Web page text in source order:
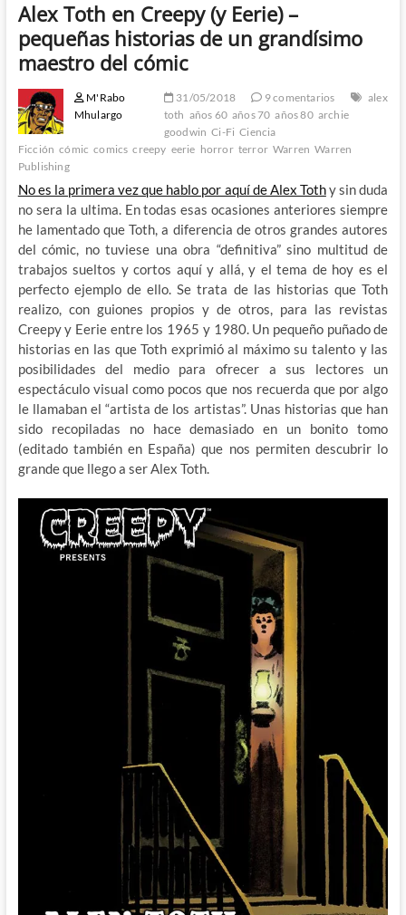
Alex Toth en Creepy (y Eerie) –
pequeñas historias de un grandísimo
maestro del cómic
M'Rabo
Mhulargo
31/05/2018 9 comentarios
alex
toth años 60 años 70 años 80 archie
goodwin Ci-Fi Ciencia
Ficción cómic comics creepy eerie horror terror Warren Warren
Publishing
No es la primera vez que hablo por aquí de Alex Tothy sin duda
no sera la ultima. En todas esas ocasiones anteriores siempre
he lamentado que Toth, a diferencia de otros grandes autores
del cómic, no tuviese una obra “definitiva” sino multitud de
trabajos sueltos y cortos aquí y allá, y el tema de hoy es el
perfecto ejemplo de ello. Se trata de las historias que Toth
realizo, con guiones propios y de otros, para las revistas
Creepy y Eerie entre los 1965 y 1980. Un pequeño puñado de
historias en las que Toth exprimió al máximo su talento y las
posibilidades del medio para ofrecer a sus lectores un
espectáculo visual como pocos que nos recuerda que por algo
le llamaban el “artista de los artistas”. Unas historias que han
sido recopiladas no hace demasiado en un bonito tomo
(editado también en España) que nos permiten descubrir lo
grande que llego a ser Alex Toth.